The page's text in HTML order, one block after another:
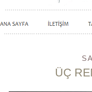
ÜÇ